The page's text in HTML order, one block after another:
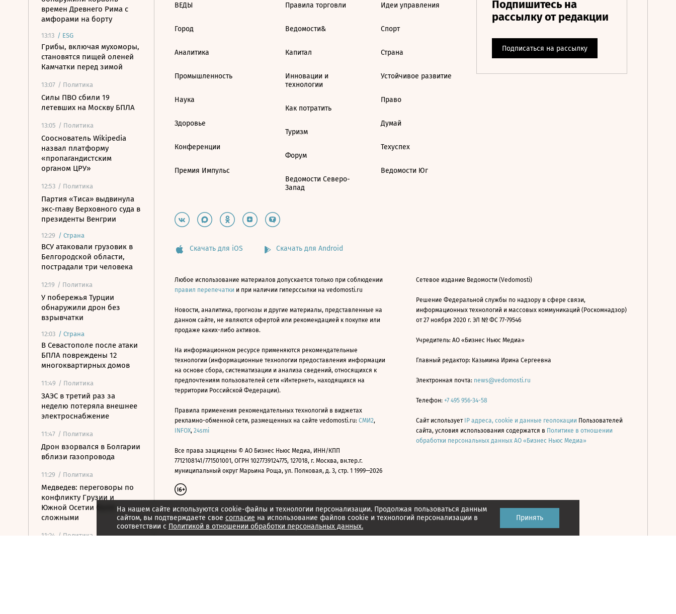
времен Древнего Рима с
амфорами на борту
13:13 / ESG
Грибы, включая мухоморы,
становятся пищей оленей
Камчатки перед зимой
13:07 / Политика
Силы ПВО сбили 19
летевших на Москву БПЛА
13:05 / Политика
Сооснователь Wikipedia
назвал платформу
«пропагандистским
органом ЦРУ»
12:53 / Политика
Партия «Тиса» выдвинула
экс-главу Верховного суда в
президенты Венгрии
12:29 / Страна
ВСУ атаковали грузовик в
Белгородской области,
пострадали три человека
12:19 / Политика
У побережья Турции
обнаружили дрон без
взрывчатки
12:03 / Страна
В Севастополе после атаки
БПЛА повреждены 12
многоквартирных домов
11:49 / Политика
ЗАЭС в третий раз за
неделю потеряла внешнее
электроснабжение
11:47 / Политика
Дрон взорвался в Болгарии
вблизи газопровода
11:29 / Политика
Медведев: переговоры по
конфликту Грузии и
Южной Осетии были
сложными
11:24 / Политика
На нашем сайте используются cookie-файлы и технологии персонализации. Продолжая пользоваться данным
сайтом, вы подтверждаете свое согласие на использование файлов cookie и технологий персонализации в
соответствии с Политикой в отношении обработки персональных данных.
Принять
ВЕДЫ
Город
Аналитика
Промышленность
Наука
Здоровье
Конференции
Премия Импульс
Правила торговли
Ведомости&
Капитал
Инновации и
технологии
Как потратить
Туризм
Форум
Ведомости Северо-
Запад
Идеи управления
Спорт
Страна
Устойчивое развитие
Право
Думай
Техуспех
Ведомости Юг
Скачать для iOS Скачать для Android
Любое использование материалов допускается только при соблюдении
правил перепечатки и при наличии гиперссылки на vedomosti.ru
Новости, аналитика, прогнозы и другие материалы, представленные на
данном сайте, не являются офертой или рекомендацией к покупке или
продаже каких-либо активов.
На информационном ресурсе применяются рекомендательные
технологии (информационные технологии предоставления информации
на основе сбора, систематизации и анализа сведений, относящихся к
предпочтениям пользователей сети «Интернет», находящихся на
территории Российской Федерации).
Правила применения рекомендательных технологий в виджетах
рекламно-обменной сети, размещенных на сайте vedomosti.ru: СМИ2,
INFOX, 24smi
Все права защищены © АО Бизнес Ньюс Медиа, ИНН/КПП
7712108141/771501001, ОГРН 1027739124775, 127018, г. Москва, вн.тер.г.
муниципальный округ Марьина Роща, ул. Полковая, д. 3, стр. 1 1999—2026
Сетевое издание Ведомости (Vedomosti)
Решение Федеральной службы по надзору в сфере связи,
информационных технологий и массовых коммуникаций (Роскомнадзор)
от 27 ноября 2020 г. ЭЛ № ФС 77-79546
Учредитель: АО «Бизнес Ньюс Медиа»
Главный редактор: Казьмина Ирина Сергеевна
Электронная почта: news@vedomosti.ru
Телефон: +7 495 956-34-58
Сайт использует IP адреса, cookie и данные геолокации Пользователей
сайта, условия использования содержатся в Политике в отношении
обработки персональных данных АО «Бизнес Ньюс Медиа»